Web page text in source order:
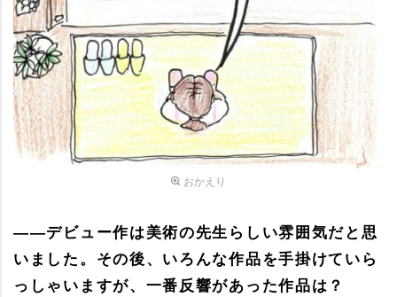
おかえり
――デビュー作は美術の先生らしい雰囲気だと思
いました。その後、いろんな作品を手掛けていら
っしゃいますが、一番反響があった作品は？